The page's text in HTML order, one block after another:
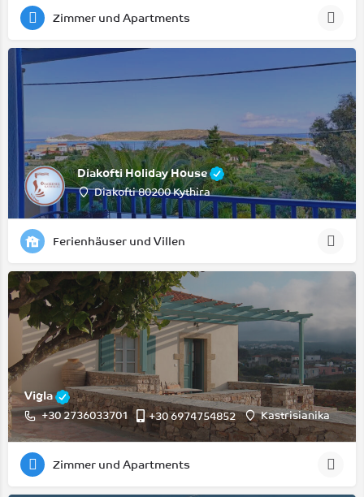
Zimmer und Apartments
Diakofti Holiday House
Diakofti 80200 Kythira
Ferienhäuser und Villen
Vigla
+30 2736033701 +30 6974754852 Kastrisianika
Zimmer und Apartments